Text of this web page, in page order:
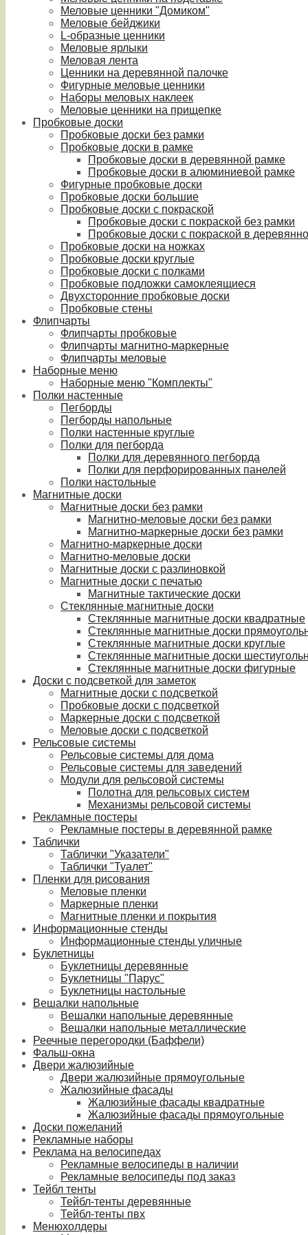
Меловые ценники "Домиком"
Меловые бейджики
L-образные ценники
Меловые ярлыки
Меловая лента
Ценники на деревянной палочке
Фигурные меловые ценники
Наборы меловых наклеек
Меловые ценники на прищепке
Пробковые доски
Пробковые доски без рамки
Пробковые доски в рамке
Пробковые доски в деревянной рамке
Пробковые доски в алюминиевой рамке
Фигурные пробковые доски
Пробковые доски большие
Пробковые доски с покраской
Пробковые доски с покраской без рамки
Пробковые доски с покраской в
Пробковые доски на ножках
Пробковые доски круглые
Пробковые доски с полками
Пробковые подложки самоклеящиеся
Двухсторонние пробковые доски
Пробковые стены
Флипчарты
Флипчарты пробковые
Флипчарты магнитно-маркерные
Флипчарты меловые
Наборные меню
Наборные меню "Комплекты"
Полки настенные
Пегборды
Пегборды напольные
Полки настенные круглые
Полки для пегборда
Полки для деревянного пегборда
Полки для перфорированных панелей
Полки настольные
Магнитные доски
Магнитные доски без рамки
Магнитно-меловые доски без рамки
Магнитно-маркерные доски без рамки
Магнитно-маркерные доски
Магнитно-меловые доски
Магнитные доски с разлиновкой
Магнитные доски с печатью
Магнитные тактические доски
Стеклянные магнитные доски
Стеклянные магнитные доски квадратные
Стеклянные магнитные доски
Стеклянные магнитные доски круглые
Стеклянные магнитные доски
Стеклянные магнитные доски фигурные
Доски с подсветкой для заметок
Магнитные доски с подсветкой
Пробковые доски с подсветкой
Маркерные доски с подсветкой
Меловые доски с подсветкой
Рельсовые системы
Рельсовые системы для дома
Рельсовые системы для заведений
Модули для рельсовой системы
Полотна для рельсовых систем
Механизмы рельсовой системы
Рекламные постеры
Рекламные постеры в деревянной рамке
Таблички
Таблички "Указатели"
Таблички "Туалет"
Пленки для рисования
Меловые пленки
Маркерные пленки
Магнитные пленки и покрытия
Информационные стенды
Информационные стенды уличные
Буклетницы
Буклетницы деревянные
Буклетницы "Парус"
Буклетницы настольные
Вешалки напольные
Вешалки напольные деревянные
Вешалки напольные металлические
Реечные перегородки (Баффели)
Фальш-окна
Двери жалюзийные
Двери жалюзийные прямоугольные
Жалюзийные фасады
Жалюзийные фасады квадратные
Жалюзийные фасады прямоугольные
Доски пожеланий
Рекламные наборы
Реклама на велосипедах
Рекламные велосипеды в наличии
Рекламные велосипеды под заказ
Тейбл тенты
Тейбл-тенты деревянные
Тейбл-тенты пвх
Менюхолдеры